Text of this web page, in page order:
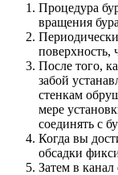
Процедура
вращения
поверхность,
После того,
забой
стенкам
мере
соединять с
Когда вы
обсадки
Затем в канал